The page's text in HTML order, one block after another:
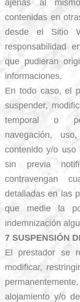
ajenas al
contenidas en
desde el Sitio
responsabilidad
que pudieran
informaciones.
En todo caso, el
suspender,
temporal o
navegación,
contenido y/o
sin previa
contravengan
detalladas en las
que medie la
indemnización
7 SUSPENSIÓN
El prestador se
modificar,
alojamiento y/o